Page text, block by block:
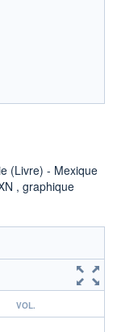
0,360
(Livre) - Mexique
, graphique
VOL.